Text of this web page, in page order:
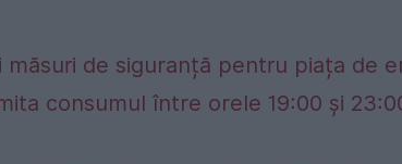
de siguranță pentru piața de
consumul între orele 19:00 și